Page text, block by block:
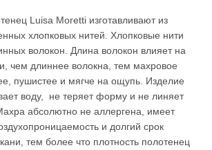
цена
составляла
7980₽.
цена:
3490₽.
Luisa Moretti изготавливают из
хлопковых нитей. Хлопковые нити
волокон. Длина волокон влияет на
чем длиннее волокна, тем махровое
пушистее и мягче на ощупь. Изделие
воду, не теряет форму и не линяет
абсолютно не аллергена, имеет
и долгий срок
тем более что плотность полотенец